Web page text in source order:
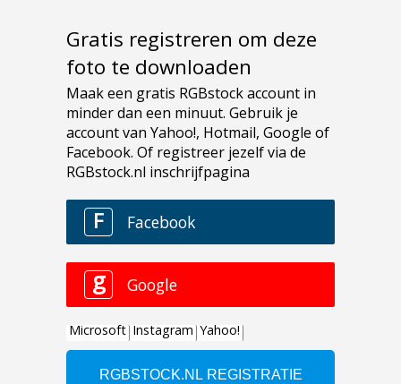
Gratis registreren om deze
foto te downloaden